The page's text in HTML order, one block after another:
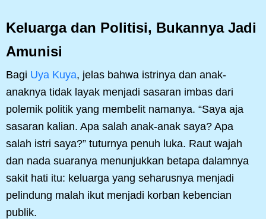
Keluarga dan Politisi, Bukannya Jadi
Amunisi
Bagi Uya Kuya, jelas bahwa istrinya dan anak-
anaknya tidak layak menjadi sasaran imbas dari
polemik politik yang membelit namanya. “Saya aja
sasaran kalian. Apa salah anak-anak saya? Apa
salah istri saya?” tuturnya penuh luka. Raut wajah
dan nada suaranya menunjukkan betapa dalamnya
sakit hati itu: keluarga yang seharusnya menjadi
pelindung malah ikut menjadi korban kebencian
publik.